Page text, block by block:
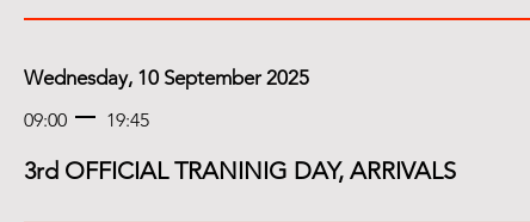
Wednesday, 10 September 2025
09:00 19:45
3rd OFFICIAL TRANINIG DAY, ARRIVALS